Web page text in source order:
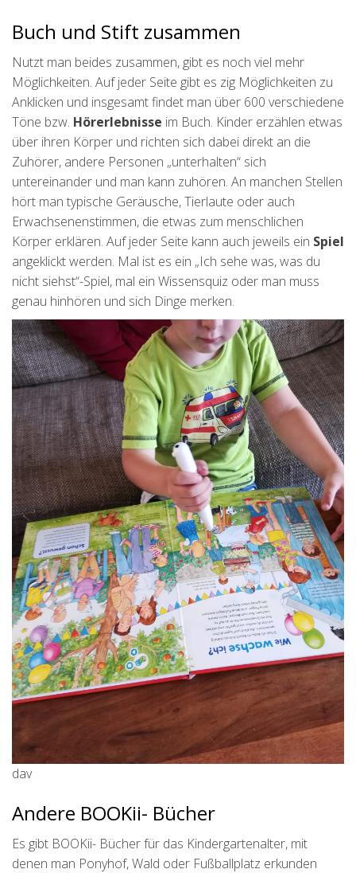
Buch und Stift zusammen
Nutzt man beides zusammen, gibt es noch viel mehr
Möglichkeiten. Auf jeder Seite gibt es zig Möglichkeiten zu
Anklicken und insgesamt findet man über 600 verschiedene
Töne bzw. Hörerlebnisse im Buch. Kinder erzählen etwas
über ihren Körper und richten sich dabei direkt an die
Zuhörer, andere Personen „unterhalten“ sich
untereinander und man kann zuhören. An manchen Stellen
hört man typische Geräusche, Tierlaute oder auch
Erwachsenenstimmen, die etwas zum menschlichen
Körper erklären. Auf jeder Seite kann auch jeweils ein Spiel
angeklickt werden. Mal ist es ein „Ich sehe was, was du
nicht siehst“-Spiel, mal ein Wissensquiz oder man muss
genau hinhören und sich Dinge merken.
dav
Andere BOOKii- Bücher
Es gibt BOOKii- Bücher für das Kindergartenalter, mit
denen man Ponyhof, Wald oder Fußballplatz erkunden